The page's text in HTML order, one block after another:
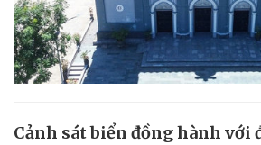
Cảnh sát biển đồng hành với